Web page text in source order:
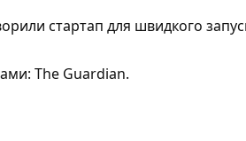
стартап для швидкого
The Guardian.